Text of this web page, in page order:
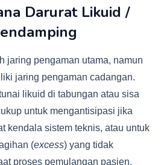
Darurat Likuid /
jaring pengaman utama, namun
jaring pengaman cadangan.
likuid di tabungan atau sisa
untuk mengantisipasi jika
kendala sistem teknis, atau untuk
(excess) yang tidak
proses pemulangan pasien.